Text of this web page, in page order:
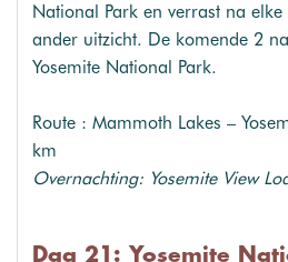
National Park en verrast na
ander uitzicht. De komende 2
Yosemite National Park.
Route : Mammoth Lakes –
km
Overnachting: Yosemite View
Dag 21: Yosemite